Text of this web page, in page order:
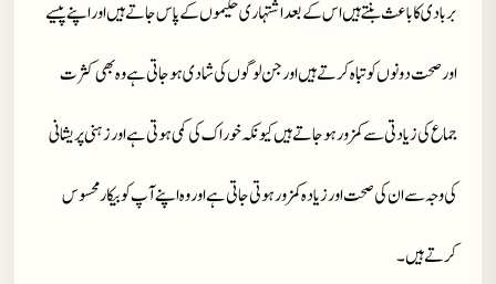
بربادی کا باعث بنتے ہیں اس کے بعد اشتہاری حکیموں کے پاس جاتے ہیں اور اپنے پیسے
اور صحت دونوں کو تباہ کرتے ہیںاور جن لوگوں کی شادی ہو جاتی ہے وہ بھی کثرت
جماع کی زیادتی سے کمزور ہو جاتے ہیں کیونکہ خوراک کی کمی ہوتی ہے اور زہنی پریشانی
کی وجہ سے ان کی صحت اور زیادہ کمزور ہوتی جاتی ہے اور وہ اپنے آپ کو بیکار محسوس
کرتے ہیں۔